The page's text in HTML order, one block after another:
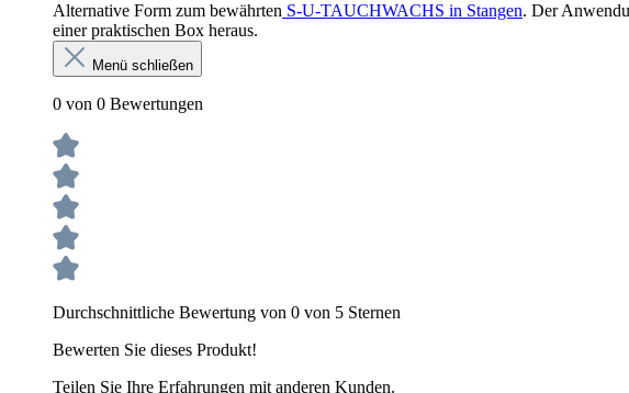
Alternative Form zum bewährten S-U-TAUCHWACHS in Stangen. Der
einer praktischen Box heraus.
Menü schließen
0 von 0 Bewertungen
Durchschnittliche Bewertung von 0 von 5 Sternen
Bewerten Sie dieses Produkt!
Teilen Sie Ihre Erfahrungen mit anderen Kunden.